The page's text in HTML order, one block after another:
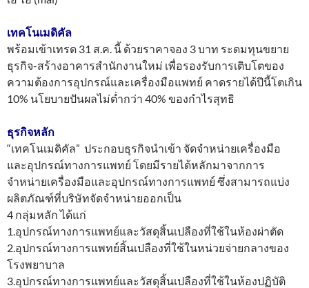
เทคโนเมดิคัล
พร้อมเข้าเทรด 31 ส.ค. นี้ ด้วยราคาจอง 3 บาท ระดมทุนขยาย
ธุรกิจ-สร้างอาคารสำนักงานใหม่ เพื่อรองรับการเติบโตของ
ความต้องการอุปกรณ์และเครื่องมือแพทย์ คาดรายได้ปีนี้โตเกิน
10% นโยบายปันผลไม่ต่ำกว่า 40% ของกำไรสุทธิ
ธุรกิจหลัก
“เทคโนเมดิคัล” ประกอบธุรกิจนำเข้า จัดจำหน่ายเครื่องมือ
และอุปกรณ์ทางการแพทย์ โดยมีรายได้หลักมาจากการ
จำหน่ายเครื่องมือและอุปกรณ์ทางการแพทย์ ซึ่งสามารถแบ่ง
ผลิตภัณฑ์ที่บริษัทจัดจำหน่ายออกเป็น
4 กลุ่มหลัก ได้แก่
1.อุปกรณ์ทางการแพทย์และวัสดุสิ้นเปลืองที่ใช้ในห้องผ่าตัด
2.อุปกรณ์ทางการแพทย์สิ้นเปลืองที่ใช้ในหน่วยจ่ายกลางของ
โรงพยาบาล
3.อุปกรณ์ทางการแพทย์และวัสดุสิ้นเปลืองที่ใช้ในห้องปฏิบัติ